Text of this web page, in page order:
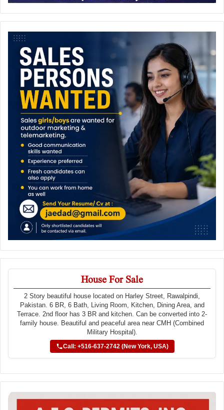
House For Sale
2 Story beautiful house located on Harley Street, Rawalpindi,
Pakistan. 6 BR, 6 Bath, Living Room, Kitchen, Dining Area, and
Terrace. 2nd floor has 3 BR and kitchen. Can be converted into 2-
family house. Beautiful and peaceful area near CMH (Combined
Military Hospital).
Call: +516-637-2742 (New York, USA)